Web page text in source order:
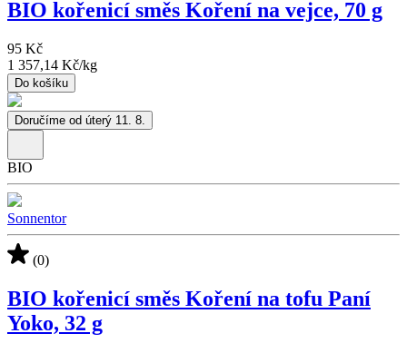
BIO kořenicí směs Koření na vejce, 70 g
95 Kč
1 357,14 Kč/kg
Do košíku
Doručíme od úterý 11. 8.
BIO
Sonnentor
(0)
BIO kořenicí směs Koření na tofu Paní
Yoko, 32 g